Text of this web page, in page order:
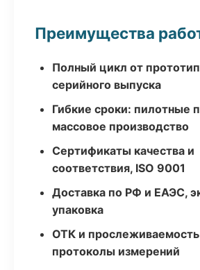
Преимущества
Полный цикл от
серийного выпуска
Гибкие сроки: пилотные
массовое производство
Сертификаты качества и
соответствия, ISO 9001
Доставка по РФ и ЕАЭС,
упаковка
ОТК и
протоколы измерений